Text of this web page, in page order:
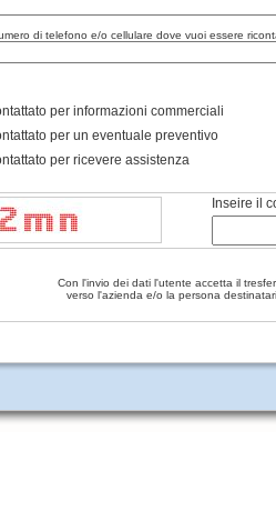
di telefono e/o cellulare dove vuoi essere
per informazioni commerciali
per un eventuale preventivo
per ricevere assistenza
Inseire il
Con l'invio dei dati l'utente accetta il
verso l'azienda e/o la persona